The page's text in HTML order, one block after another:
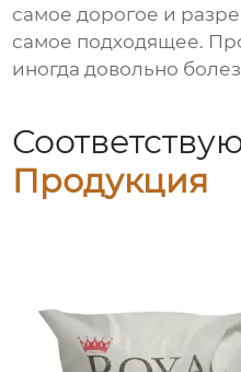
самое дорогое и
самое подходящее.
иногда довольно
Продукция